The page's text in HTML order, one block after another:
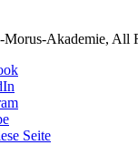
Akademie, All
Seite